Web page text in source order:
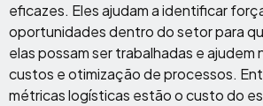
eficazes. Eles ajudam a identificar
oportunidades dentro do setor para
elas possam ser trabalhadas e ajudem
custos e otimização de processos.
métricas logísticas estão o custo do